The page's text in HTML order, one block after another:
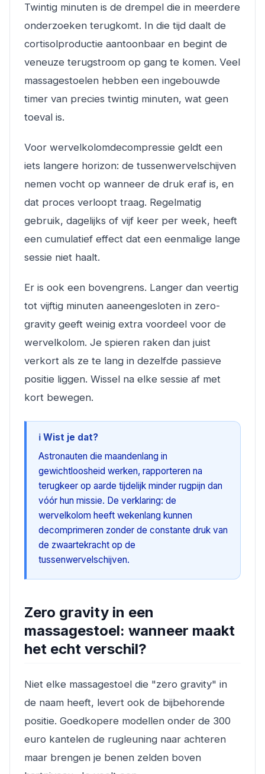
Twintig minuten is de drempel die in meerdere
onderzoeken terugkomt. In die tijd daalt de
cortisolproductie aantoonbaar en begint de
veneuze terugstroom op gang te komen. Veel
massagestoelen hebben een ingebouwde
timer van precies twintig minuten, wat geen
toeval is.
Voor wervelkolomdecompressie geldt een
iets langere horizon: de tussenwervelschijven
nemen vocht op wanneer de druk eraf is, en
dat proces verloopt traag. Regelmatig
gebruik, dagelijks of vijf keer per week, heeft
een cumulatief effect dat een eenmalige lange
sessie niet haalt.
Er is ook een bovengrens. Langer dan veertig
tot vijftig minuten aaneengesloten in zero-
gravity geeft weinig extra voordeel voor de
wervelkolom. Je spieren raken dan juist
verkort als ze te lang in dezelfde passieve
positie liggen. Wissel na elke sessie af met
kort bewegen.
ℹ️ Wist je dat?
Astronauten die maandenlang in
gewichtloosheid werken, rapporteren na
terugkeer op aarde tijdelijk minder rugpijn dan
vóór hun missie. De verklaring: de
wervelkolom heeft wekenlang kunnen
decomprimeren zonder de constante druk van
de zwaartekracht op de
tussenwervelschijven.
Zero gravity in een
massagestoel: wanneer maakt
het echt verschil?
Niet elke massagestoel die "zero gravity" in
de naam heeft, levert ook de bijbehorende
positie. Goedkopere modellen onder de 300
euro kantelen de rugleuning naar achteren
maar brengen je benen zelden boven